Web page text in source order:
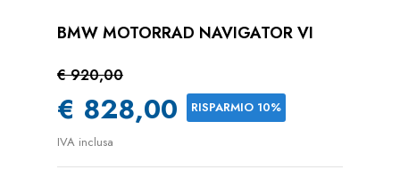
BMW MOTORRAD NAVIGATOR VI
€ 920,00
€ 828,00 RISPARMIO 10%
IVA inclusa